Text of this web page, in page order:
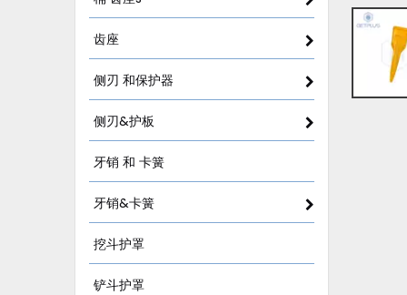
齿座
侧刃 和保护器
侧刃&护板
牙销 和 卡簧
牙销&卡簧
挖斗护罩
铲斗护罩